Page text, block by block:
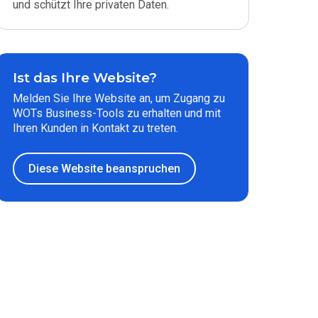
und schützt Ihre privaten Daten.
Ist das Ihre Website?
Melden Sie Ihre Website an, um Zugang zu
WOTs Business-Tools zu erhalten und mit
Ihren Kunden in Kontakt zu treten.
Diese Website beanspruchen